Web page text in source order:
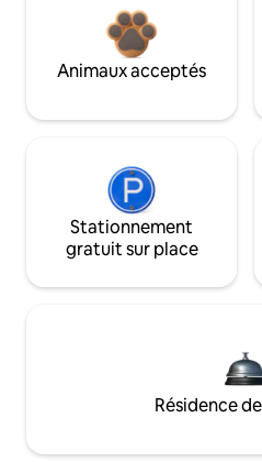
Animaux acceptés
Stationnement
gratuit sur place
Résidence